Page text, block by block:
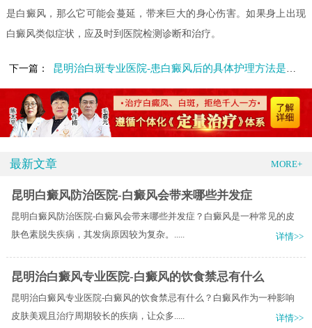
是白癜风，那么它可能会蔓延，带来巨大的身心伤害。如果身上出现
白癜风类似症状，应及时到医院检测诊断和治疗。
下一篇： 昆明治白斑专业医院-患白癜风后的具体护理方法是什么
最新文章 MORE+
昆明白癜风防治医院-白癜风会带来哪些并发症
昆明白癜风防治医院-白癜风会带来哪些并发症？白癜风是一种常见的皮
肤色素脱失疾病，其发病原因较为复杂。.....
详情>>
昆明治白癜风专业医院-白癜风的饮食禁忌有什么
昆明治白癜风专业医院-白癜风的饮食禁忌有什么？白癜风作为一种影响
皮肤美观且治疗周期较长的疾病，让众多.....
详情>>